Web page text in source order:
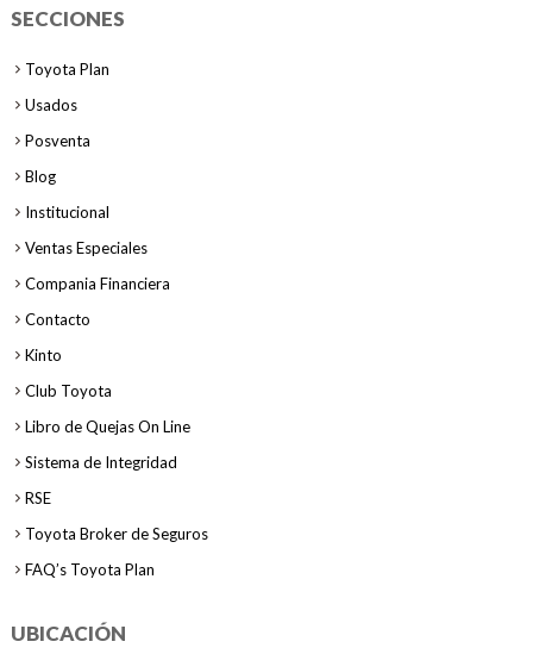
SECCIONES
Toyota Plan
Usados
Posventa
Blog
Institucional
Ventas Especiales
Compania Financiera
Contacto
Kinto
Club Toyota
Libro de Quejas On Line
Sistema de Integridad
RSE
Toyota Broker de Seguros
FAQ’s Toyota Plan
UBICACIÓN